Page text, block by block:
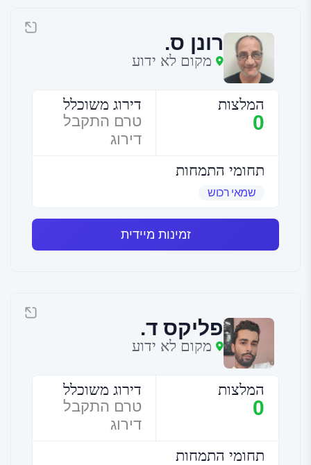
רונן ס.
מקום לא ידוע
המלצות
0
דירוג משוכלל
טרם התקבל
דירוג
תחומי התמחות
שמאי רכוש
זמינות מיידית
פליקס ד.
מקום לא ידוע
המלצות
0
דירוג משוכלל
טרם התקבל
דירוג
תחומי התמחות